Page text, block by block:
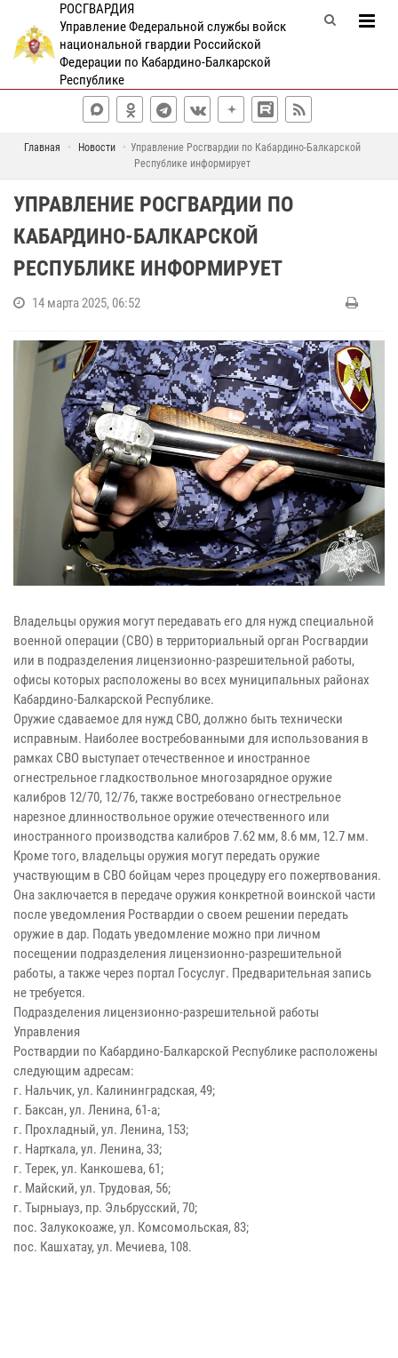
РОСГВАРДИЯ
Управление Федеральной службы войск
национальной гвардии Российской
Федерации по Кабардино-Балкарской
Республике
Главная Новости
Управление Росгвардии по Кабардино-Балкарской
Республике информирует
УПРАВЛЕНИЕ РОСГВАРДИИ ПО
КАБАРДИНО-БАЛКАРСКОЙ
РЕСПУБЛИКЕ ИНФОРМИРУЕТ
14 марта 2025, 06:52
Владельцы оружия могут передавать его для нужд специальной
военной операции (СВО) в территориальный орган Росгвардии
или в подразделения лицензионно-разрешительной работы,
офисы которых расположены во всех муниципальных районах
Кабардино-Балкарской Республике.
Оружие сдаваемое для нужд СВО, должно быть технически
исправным. Наиболее востребованными для использования в
рамках СВО выступает отечественное и иностранное
огнестрельное гладкоствольное многозарядное оружие
калибров 12/70, 12/76, также востребовано огнестрельное
нарезное длинноствольное оружие отечественного или
иностранного производства калибров 7.62 мм, 8.6 мм, 12.7 мм.
Кроме того, владельцы оружия могут передать оружие
участвующим в СВО бойцам через процедуру его пожертвования.
Она заключается в передаче оружия конкретной воинской части
после уведомления Роствардии о своем решении передать
оружие в дар. Подать уведомление можно при личном
посещении подразделения лицензионно-разрешительной
работы, а также через портал Госуслуг. Предварительная запись
не требуется.
Подразделения лицензионно-разрешительной работы
Управления
Роствардии по Кабардино-Балкарской Республике расположены
следующим адресам:
г. Нальчик, ул. Калининградская, 49;
г. Баксан, ул. Ленина, 61-а;
г. Прохладный, ул. Ленина, 153;
г. Нарткала, ул. Ленина, 33;
г. Терек, ул. Канкошева, 61;
г. Майский, ул. Трудовая, 56;
г. Тырныауз, пр. Эльбрусский, 70;
пос. Залукокоаже, ул. Комсомольская, 83;
пос. Кашхатау, ул. Мечиева, 108.